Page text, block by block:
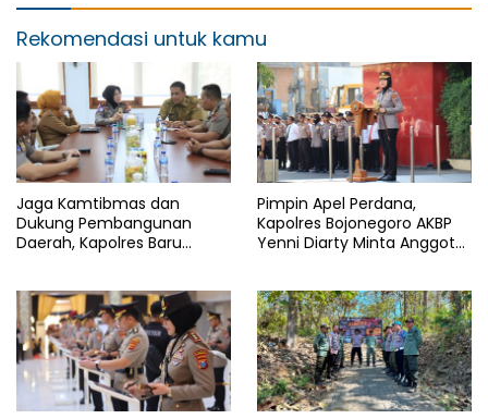
Rekomendasi untuk kamu
Jaga Kamtibmas dan
Dukung Pembangunan
Daerah, Kapolres Baru
Pimpin Apel Perdana,
Kapolres Bojonegoro AKBP
Yenni Diarty Minta Anggota